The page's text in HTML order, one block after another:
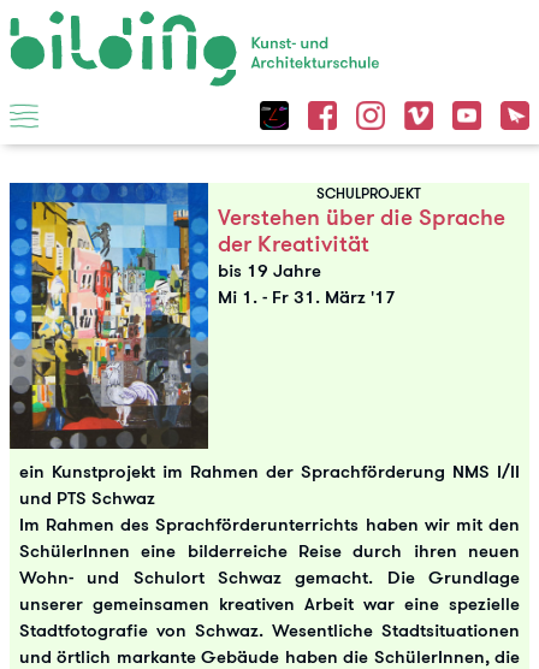
SCHULPROJEKT
Verstehen über die Sprache
der Kreativität
bis 19 Jahre
Mi 1.- Fr 31. März '17
ein Kunstprojekt im Rahmen der Sprachförderung NMS I/II
und PTS Schwaz
Im Rahmen des Sprachförderunterrichts haben wir mit den
SchülerInnen eine bilderreiche Reise durch ihren neuen
Wohn- und Schulort Schwaz gemacht. Die Grundlage
unserer gemeinsamen kreativen Arbeit war eine spezielle
Stadtfotografie von Schwaz. Wesentliche Stadtsituationen
und örtlich markante Gebäude haben die SchülerInnen, die